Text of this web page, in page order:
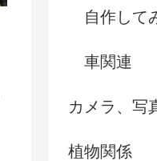
自作して
車関連
カメラ、写
植物関係